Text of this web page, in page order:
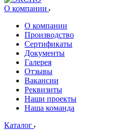
О компании
О компании
Производство
Сертификаты
Документы
Галерея
Отзывы
Вакансии
Реквизиты
Наши проекты
Наша команда
Каталог